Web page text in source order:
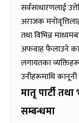
सर्वसाधारणलाई
अराजक
तथा विभिन्न
अफवाह फैलाउने
लगायतका
उनीहरूमाथि कानूनी
मातृ पार्टी
सम्बन्धमा